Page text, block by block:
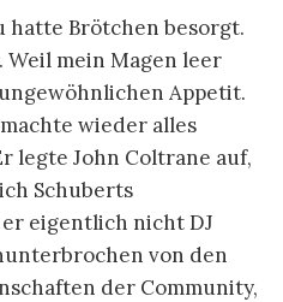
hatte Brötchen besorgt.
Weil mein Magen leer
Appetit.
wieder alles
legte John Coltrane auf,
Schuberts
eigentlich nicht DJ
von den
der Community,